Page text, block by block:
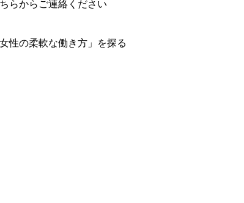
らからご連絡ください
性の柔軟な働き方」を探る